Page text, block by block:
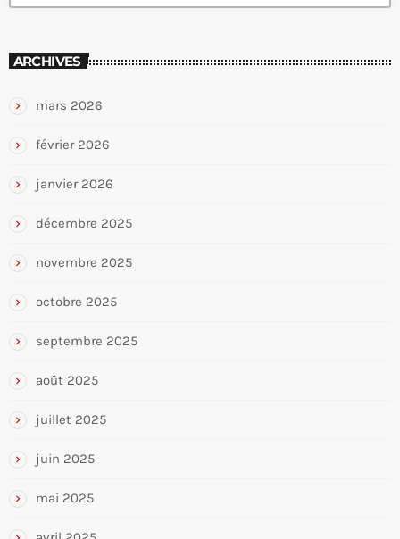
ARCHIVES
mars 2026
février 2026
janvier 2026
décembre 2025
novembre 2025
octobre 2025
septembre 2025
août 2025
juillet 2025
juin 2025
mai 2025